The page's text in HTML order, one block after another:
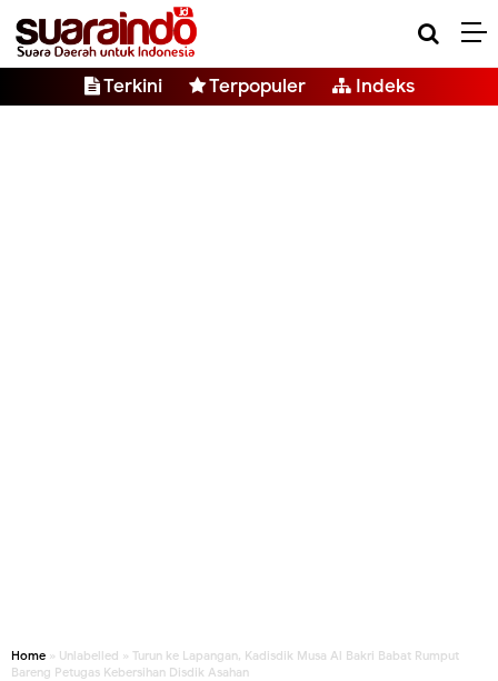
Terkini Terpopuler Indeks
Home » Unlabelled » Turun ke Lapangan, Kadisdik Musa Al Bakri Babat Rumput
Bareng Petugas Kebersihan Disdik Asahan